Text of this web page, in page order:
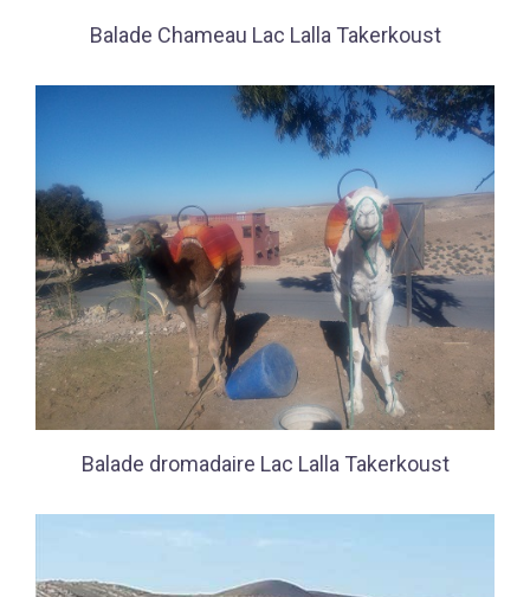
Balade Chameau Lac Lalla Takerkoust
Balade dromadaire Lac Lalla Takerkoust